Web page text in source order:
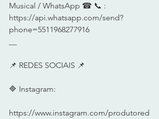
Musical / WhatsApp ☎ 📞 :
https://api.whatsapp.com/send?
phone=5511968277916
📌 REDES SOCIAIS 📌
🔷 Instagram:
https://www.instagram.com/produtored